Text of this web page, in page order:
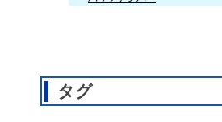
タグ